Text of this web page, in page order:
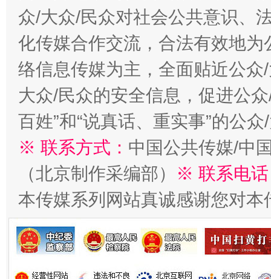
千年窑火 生生不息 一
众/大众/民众对社会公共意识、
化传媒合作交流，合法有效地
络信息传媒为主，全面贴近公
大众/民众的安全信息，促进公
百姓”和“说真话、重实事”的公
※ 联系方式： 中国公共传媒/中
（北京制作采编部）
※ 联系电
本传媒系列网站真诚感谢您对